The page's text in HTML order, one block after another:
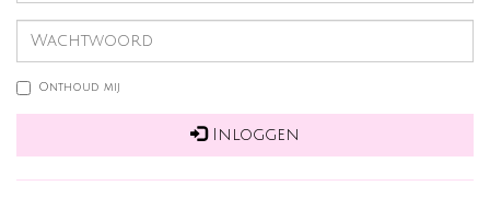
Onthoud mij
Inloggen